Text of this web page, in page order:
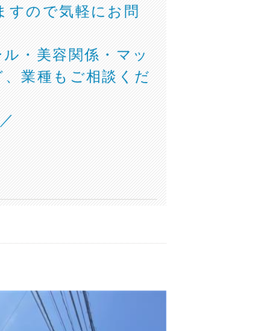
すので気軽にお問
・美容関係・マッ
業種もご相談くだ